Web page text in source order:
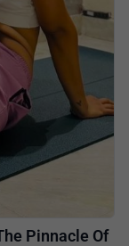
Pinnacle Of